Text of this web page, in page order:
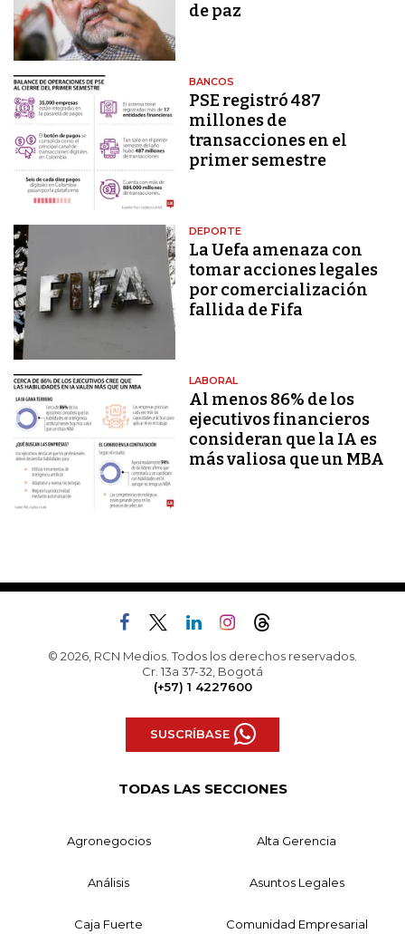
de paz
BANCOS
PSE registró 487
millones de
transacciones en el
primer semestre
DEPORTE
La Uefa amenaza con
tomar acciones legales
por comercialización
fallida de Fifa
LABORAL
Al menos 86% de los
ejecutivos financieros
consideran que la IA es
más valiosa que un MBA
© 2026, RCN Medios. Todos los derechos reservados.
Cr. 13a 37-32, Bogotá
(+57) 1 4227600
SUSCRÍBASE
TODAS LAS SECCIONES
Agronegocios Alta Gerencia
Análisis Asuntos Legales
Caja Fuerte Comunidad Empresarial